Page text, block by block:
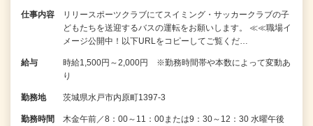
仕事内容
リリースポーツクラブにてスイミング・サッカークラブの子
どもたちを送迎するバスの運転をお願いします。 ≪≪職場イ
メージ公開中！以下URLをコピーしてご覧くだ…
給与
時給1,500円～2,000円 ※勤務時間帯や本数によって変動あ
り
勤務地 茨城県水戸市内原町1397-3
勤務時間
木金午前／8：00～11：00または9：30～12：30 水曜午後